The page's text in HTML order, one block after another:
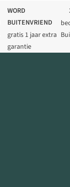
WORD
BUITENVRIEND
gratis 1 jaar extra
garantie